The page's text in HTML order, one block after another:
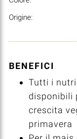
Origine:
BENEFICI
Tutti i
disponibili
crescita
primavera